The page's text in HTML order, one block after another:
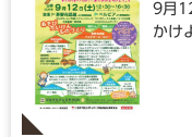
9月
かけ